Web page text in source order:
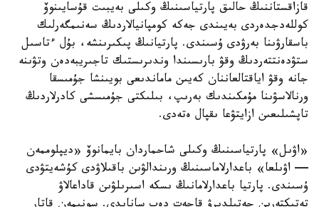
قازاقستاننىڭ حالىق پارتياسىنىڭ وكىلى بەيبىت قۇسايىنوۆ
كوللەدجدەردى بەيىندى جەكە كومپانيالاردىڭ سەنىمگەرلىك
باسقارۋىنا بەرۋدى ۇسىندى. پارتيانىڭ پىكىرىنشە، بۇل ءتاسىل
ستۋدەنتتەردىڭ وقۋ بارىسىندا وندىرىستىك تاجىريبەدەن وتۋىنە
جانە وقۋ اياقتالعاننان كەيىن ماماندىعى بويىنشا جۇمىسقا
ورنالاسۋىنا مۇمكىندىك بەرىپ، بىلىكتى جۇمىسشى كادرلاردىڭ
تاپشىلىعىن ازايتۋعا ىقپال ەتەدى.
«اۋىل» پارتياسىنىڭ وكىلى شاحماردان بايمانوۆ «ديپلوممەن
— اۋىلعا» باعدارلاماسىنىڭ ورىندالۋىن باقىلاۋدى كۇشەيتۋدى
ۇسىندى. پارتيا باعدارلامانىڭ ىسكە اسىرىلۋىن قاداعالاۋ